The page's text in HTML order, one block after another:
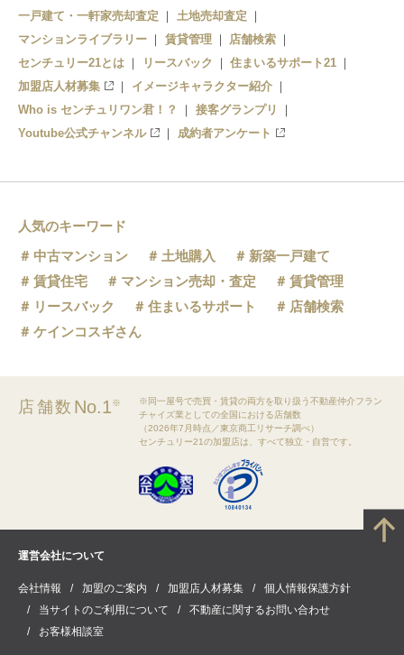
要町
千川
要町
一戸建て・一軒家売却査定
土地売却査定
マンションライブラリー
賃貸管理
店舗検索
センチュリー21とは
リースバック
住まいるサポート21
加盟店人材募集
イメージキャラクター紹介
Who is センチュリワン君！？
接客グランプリ
Youtube公式チャンネル
成約者アンケート
人気のキーワード
中古マンション
土地購入
新築一戸建て
賃貸住宅
マンション売却・査定
賃貸管理
リースバック
住まいるサポート
店舗検索
ケインコスギさん
店舗数 No.1※
※同一屋号で売買・賃貸の両方を取り扱う不動産仲介フラン
チャイズ業としての全国における店舗数
（2026年7月時点／東京商工リサーチ調べ）
センチュリー21の加盟店は、すべて独立・自営です。
運営会社について
会社情報 加盟のご案内 加盟店人材募集
個人情報保護方針
当サイトのご利用について
不動産に関するお問い合わせ
お客様相談室